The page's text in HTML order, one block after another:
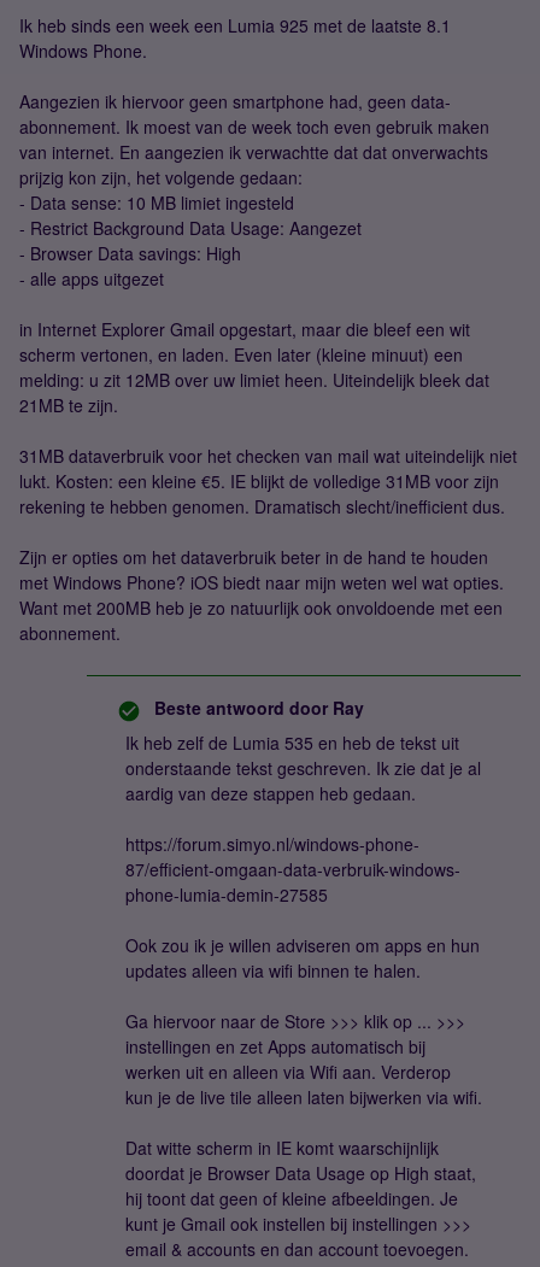
Ik heb sinds een week een Lumia 925 met de laatste 8.1
Windows Phone.
Aangezien ik hiervoor geen smartphone had, geen data-
abonnement. Ik moest van de week toch even gebruik maken
van internet. En aangezien ik verwachtte dat dat onverwachts
prijzig kon zijn, het volgende gedaan:
- Data sense: 10 MB limiet ingesteld
- Restrict Background Data Usage: Aangezet
- Browser Data savings: High
- alle apps uitgezet
in Internet Explorer Gmail opgestart, maar die bleef een wit
scherm vertonen, en laden. Even later (kleine minuut) een
melding: u zit 12MB over uw limiet heen. Uiteindelijk bleek dat
21MB te zijn.
31MB dataverbruik voor het checken van mail wat uiteindelijk niet
lukt. Kosten: een kleine €5. IE blijkt de volledige 31MB voor zijn
rekening te hebben genomen. Dramatisch slecht/inefficient dus.
Zijn er opties om het dataverbruik beter in de hand te houden
met Windows Phone? iOS biedt naar mijn weten wel wat opties.
Want met 200MB heb je zo natuurlijk ook onvoldoende met een
abonnement.
Beste antwoord door Ray
Ik heb zelf de Lumia 535 en heb de tekst uit
onderstaande tekst geschreven. Ik zie dat je al
aardig van deze stappen heb gedaan.
https://forum.simyo.nl/windows-phone-
87/efficient-omgaan-data-verbruik-windows-
phone-lumia-demin-27585
Ook zou ik je willen adviseren om apps en hun
updates alleen via wifi binnen te halen.
Ga hiervoor naar de Store >>> klik op ... >>>
instellingen en zet Apps automatisch bij
werken uit en alleen via Wifi aan. Verderop
kun je de live tile alleen laten bijwerken via wifi.
Dat witte scherm in IE komt waarschijnlijk
doordat je Browser Data Usage op High staat,
hij toont dat geen of kleine afbeeldingen. Je
kunt je Gmail ook instellen bij instellingen >>>
email & accounts en dan account toevoegen.